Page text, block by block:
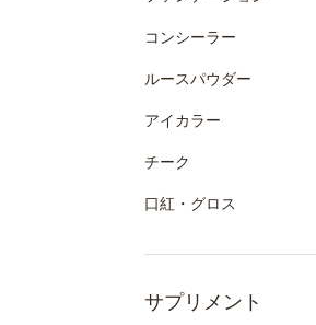
コンシーラー
ルースパウダー
アイカラー
チーク
口紅・グロス
サプリメント